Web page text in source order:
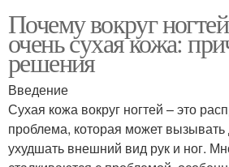
Почему вокруг
очень сухая кожа:
решения
Введение
Сухая кожа вокруг ногтей – это
проблема, которая может
ухудшать внешний вид рук и ног.